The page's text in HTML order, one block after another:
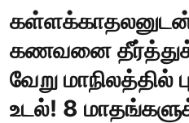
கள்ளக்காதலனுடன்
கணவனை
வேறு மாநிலத்தில்
உடல்! 8